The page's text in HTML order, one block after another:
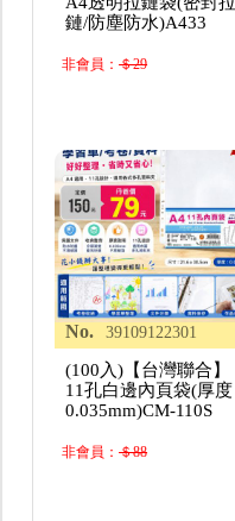
鏈/防塵防水)A433
非會員：＄29
No. 39109122301
(100入)【台灣聯合】
11孔白邊內頁袋(厚度
0.035mm)CM-110S
非會員：＄88